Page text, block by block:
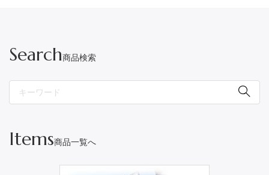
Search商品検索
Items商品一覧へ